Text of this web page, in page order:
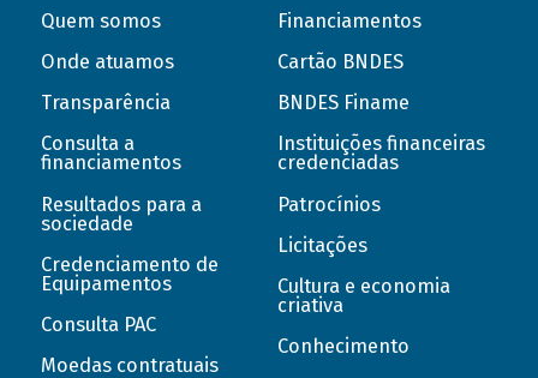
Quem somos
Onde atuamos
Transparência
Consulta a
financiamentos
Resultados para a
sociedade
Credenciamento de
Equipamentos
Consulta PAC
Moedas contratuais
Financiamentos
Cartão BNDES
BNDES Finame
Instituições financeiras
credenciadas
Patrocínios
Licitações
Cultura e economia
criativa
Conhecimento